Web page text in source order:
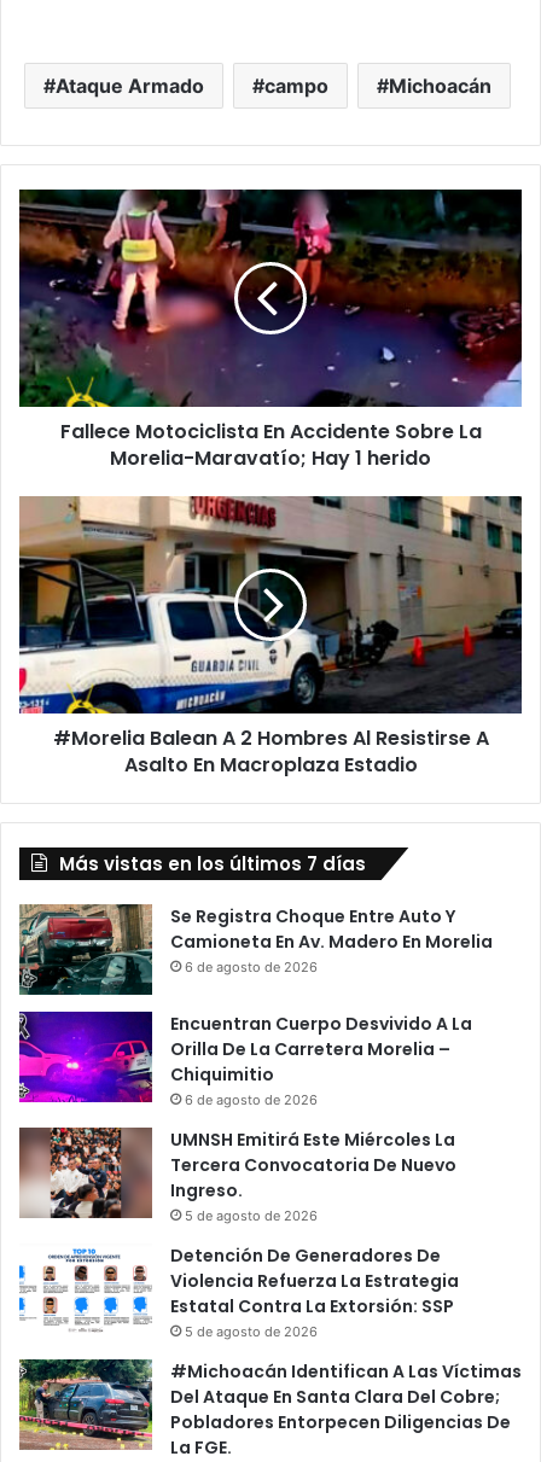
Ataque Armado campo Michoacán
Fallece
Motociclista
En
Accidente
Sobre
La
Morelia-
Maravatío;
Hay
Fallece Motociclista En Accidente Sobre La
Morelia-Maravatío; Hay 1 herido
#Morelia
Balean
A
Hombres
Al
Resistirse
A
Asalto
#Morelia Balean A 2 Hombres Al Resistirse A
Asalto En Macroplaza Estadio
Más vistas en los últimos 7 días
Se Registra Choque Entre Auto Y
Camioneta En Av. Madero En Morelia
6 de agosto de 2026
Encuentran Cuerpo Desvivido A La
Orilla De La Carretera Morelia –
Chiquimitio
6 de agosto de 2026
UMNSH Emitirá Este Miércoles La
Tercera Convocatoria De Nuevo
Ingreso.
5 de agosto de 2026
Detención De Generadores De
Violencia Refuerza La Estrategia
Estatal Contra La Extorsión: SSP
5 de agosto de 2026
#Michoacán Identifican A Las Víctimas
Del Ataque En Santa Clara Del Cobre;
Pobladores Entorpecen Diligencias De
La FGE.